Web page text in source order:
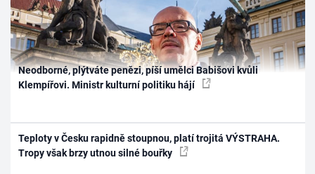
Neodborné, plýtváte penězi, píší umělci Babišovi kvůli
Klempířovi. Ministr kulturní politiku hájí
Teploty v Česku rapidně stoupnou, platí trojitá VÝSTRAHA.
Tropy však brzy utnou silné bouřky